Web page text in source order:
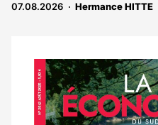
07.08.2026 Hermance HITTE
Notre
dernier
magazine